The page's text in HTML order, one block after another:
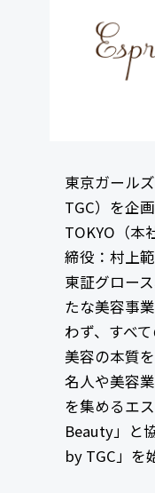
東京ガール
TGC）を企
TOKYO（本
締役：村上
東証グロー
たな美容事
わず、すべ
美容の本質
名人や美容
を集めるエ
Beauty」と
by TGC」を